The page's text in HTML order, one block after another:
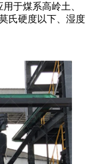
于煤系高岭土、
氏硬度以下、湿度